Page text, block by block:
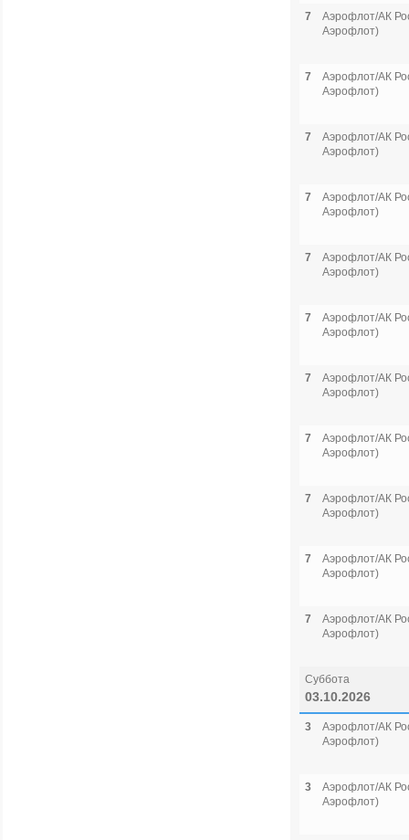
7
Аэрофлот/АК
Аэрофлот)
7
Аэрофлот/АК
Аэрофлот)
7
Аэрофлот/АК
Аэрофлот)
7
Аэрофлот/АК
Аэрофлот)
7
Аэрофлот/АК
Аэрофлот)
7
Аэрофлот/АК
Аэрофлот)
7
Аэрофлот/АК
Аэрофлот)
7
Аэрофлот/АК
Аэрофлот)
7
Аэрофлот/АК
Аэрофлот)
7
Аэрофлот/АК
Аэрофлот)
7
Аэрофлот/АК
Аэрофлот)
Суббота
03.10.2026
3
Аэрофлот/АК
Аэрофлот)
3
Аэрофлот/АК
Аэрофлот)